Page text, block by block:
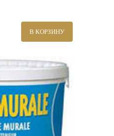
В КОРЗИНУ